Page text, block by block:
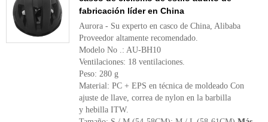
fabricación líder en China
Aurora - Su experto en casco de China, Alibaba
Proveedor altamente recomendado.
Modelo No .: AU-BH10
Ventilaciones: 18 ventilaciones.
Peso: 280 g
Material: PC + EPS en técnica de moldeado Con
ajuste de llave, correa de nylon en la barbilla
y hebilla ITW.